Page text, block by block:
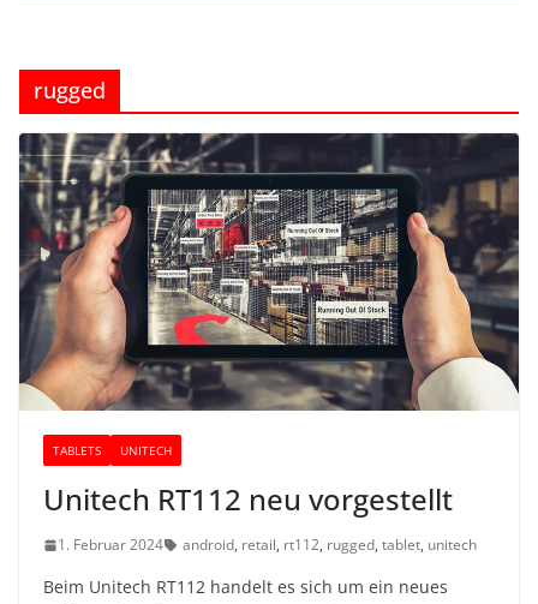
rugged
TABLETS UNITECH
Unitech RT112 neu vorgestellt
1. Februar 2024 android, retail, rt112, rugged, tablet, unitech
Beim Unitech RT112 handelt es sich um ein neues